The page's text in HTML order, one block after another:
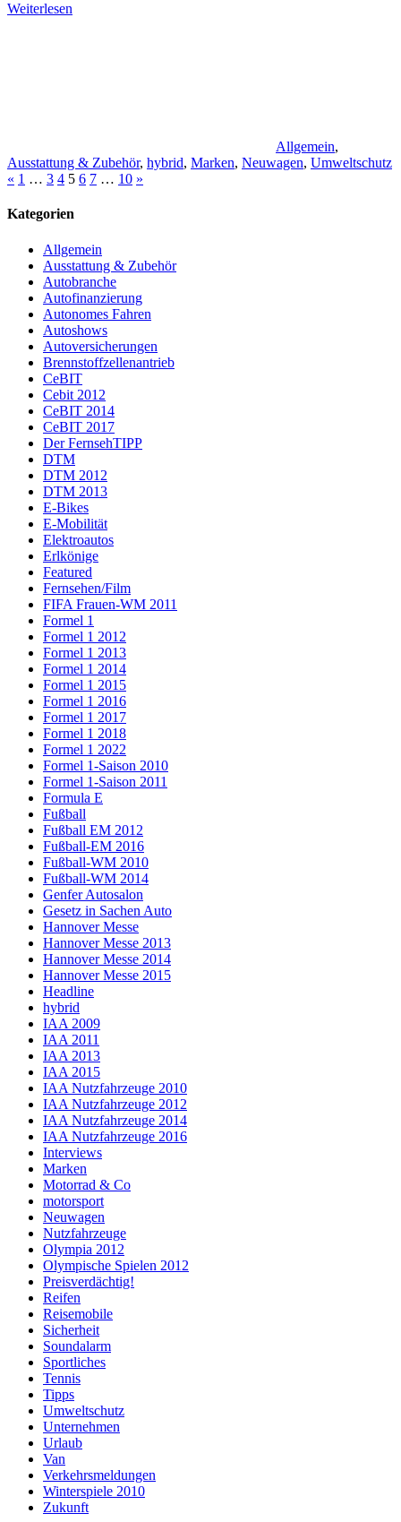
Weiterlesen
Allgemein,
Ausstattung & Zubehör, hybrid, Marken, Neuwagen, Umweltschutz
Seitennummerierung
der
« Vorherige
1 … 3 4 5 6 7 … 10 Nächste
»
Kategorien
Allgemein
Ausstattung & Zubehör
Autobranche
Autofinanzierung
Autonomes Fahren
Autoshows
Autoversicherungen
Brennstoffzellenantrieb
CeBIT
Cebit 2012
CeBIT 2014
CeBIT 2017
Der FernsehTIPP
DTM
DTM 2012
DTM 2013
E-Bikes
E-Mobilität
Elektroautos
Erlkönige
Featured
Fernsehen/Film
FIFA Frauen-WM 2011
Formel 1
Formel 1 2012
Formel 1 2013
Formel 1 2014
Formel 1 2015
Formel 1 2016
Formel 1 2017
Formel 1 2018
Formel 1 2022
Formel 1-Saison 2010
Formel 1-Saison 2011
Formula E
Fußball
Fußball EM 2012
Fußball-EM 2016
Fußball-WM 2010
Fußball-WM 2014
Genfer Autosalon
Gesetz in Sachen Auto
Hannover Messe
Hannover Messe 2013
Hannover Messe 2014
Hannover Messe 2015
Headline
hybrid
IAA 2009
IAA 2011
IAA 2013
IAA 2015
IAA Nutzfahrzeuge 2010
IAA Nutzfahrzeuge 2012
IAA Nutzfahrzeuge 2014
IAA Nutzfahrzeuge 2016
Interviews
Marken
Motorrad & Co
motorsport
Neuwagen
Nutzfahrzeuge
Olympia 2012
Olympische Spielen 2012
Preisverdächtig!
Reifen
Reisemobile
Sicherheit
Soundalarm
Sportliches
Tennis
Tipps
Umweltschutz
Unternehmen
Urlaub
Van
Verkehrsmeldungen
Winterspiele 2010
Zukunft